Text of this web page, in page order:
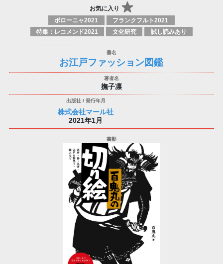
お気に入り
ボローニャ2021
フランクフルト2021
特集：レコメンド2021
文化研究 試し読みあり
お江戸ファッション図鑑
撫子凛
株式会社マール社
2021年1月